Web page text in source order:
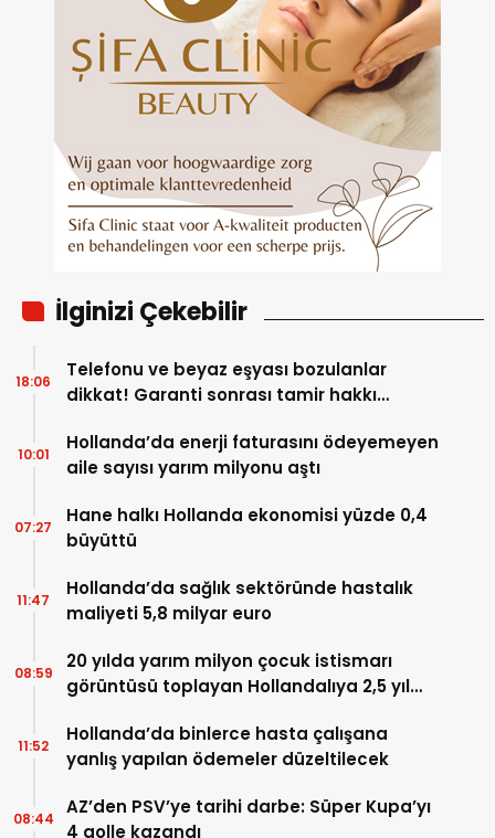
İlginizi Çekebilir
Telefonu ve beyaz eşyası bozulanlar
dikkat! Garanti sonrası tamir hakkı
18:06
Hollanda’da enerji faturasını ödeyemeyen
aile sayısı yarım milyonu aştı
10:01
Hane halkı Hollanda ekonomisi yüzde 0,4
büyüttü
07:27
Hollanda’da sağlık sektöründe hastalık
maliyeti 5,8 milyar euro
11:47
20 yılda yarım milyon çocuk istismarı
görüntüsü toplayan Hollandalıya 2,5 yıl
08:59
Hollanda’da binlerce hasta çalışana
yanlış yapılan ödemeler düzeltilecek
11:52
AZ’den PSV’ye tarihi darbe: Süper Kupa’yı
4 golle kazandı
08:44